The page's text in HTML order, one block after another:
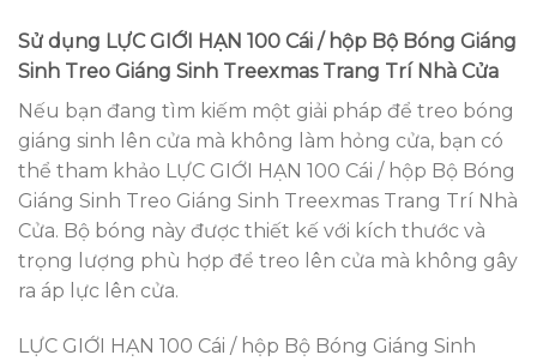
Sử dụng LỰC GIỚI HẠN 100 Cái / hộp Bộ Bóng Giáng
Sinh Treo Giáng Sinh Treexmas Trang Trí Nhà Cửa
Nếu bạn đang tìm kiếm một giải pháp để treo bóng
giáng sinh lên cửa mà không làm hỏng cửa, bạn có
thể tham khảo LỰC GIỚI HẠN 100 Cái / hộp Bộ Bóng
Giáng Sinh Treo Giáng Sinh Treexmas Trang Trí Nhà
Cửa. Bộ bóng này được thiết kế với kích thước và
trọng lượng phù hợp để treo lên cửa mà không gây
ra áp lực lên cửa.
LỰC GIỚI HẠN 100 Cái / hộp Bộ Bóng Giáng Sinh